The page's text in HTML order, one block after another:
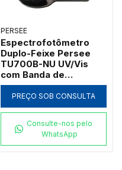
PERSEE
Espectrofotômetro
Duplo-Feixe Persee
TU700B-NU UV/Vis
com Banda de
Passagem 2nm e
Software UVWin (190 a
1100nm)
PREÇO SOB CONSULTA
Consulte-nos pelo
WhatsApp